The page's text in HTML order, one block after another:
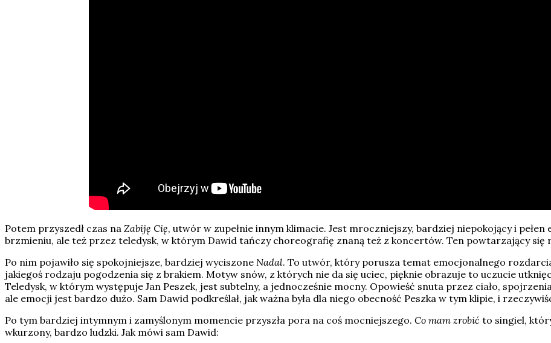
Potem przyszedł czas na Zabiję Cię, utwór w zupełnie innym klimacie. Jest mroczniejszy, bardziej niepokojący i
brzmieniu, ale też przez teledysk, w którym Dawid tańczy choreografię znaną też z koncertów. Ten powtarzający się
Po nim pojawiło się spokojniejsze, bardziej wyciszone Nadal. To utwór, który porusza temat emocjonalnego
jakiegoś rodzaju pogodzenia się z brakiem. Motyw snów, z których nie da się uciec, pięknie obrazuje to uczucie
Teledysk, w którym występuje Jan Peszek, jest subtelny, a jednocześnie mocny. Opowieść snuta przez ciało,
ale emocji jest bardzo dużo. Sam Dawid podkreślał, jak ważna była dla niego obecność Peszka w tym klipie, i
Po tym bardziej intymnym i zamyślonym momencie przyszła pora na coś mocniejszego. Co mam zrobić to singiel,
wkurzony, bardzo ludzki. Jak mówi sam Dawid: